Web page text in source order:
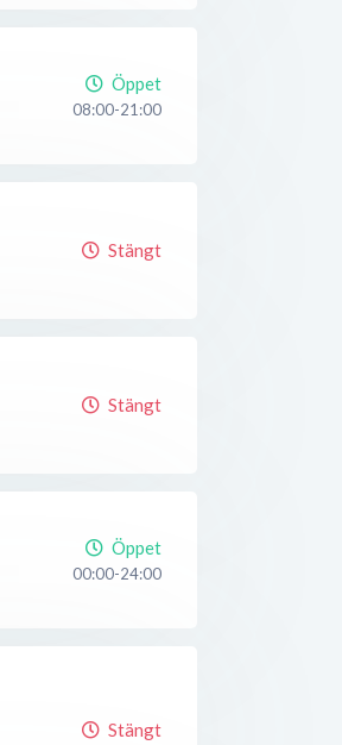
Öppet
08:00-21:00
Stängt
Stängt
Öppet
00:00-24:00
Stängt